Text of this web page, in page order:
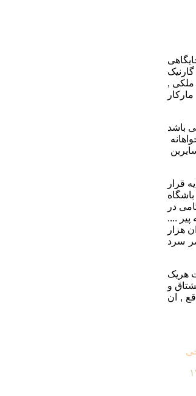
ملکی ,
باشد
قرار
در
....
هزار
سرد
هریک
۲۵ هزار تماشاگر مشتاق و
, ان